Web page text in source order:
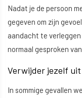
Nadat je de persoon
gegeven om zijn
aandacht te
normaal gesproken
Verwijder jezelf
In sommige gevallen